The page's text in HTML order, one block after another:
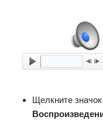
Щелкните